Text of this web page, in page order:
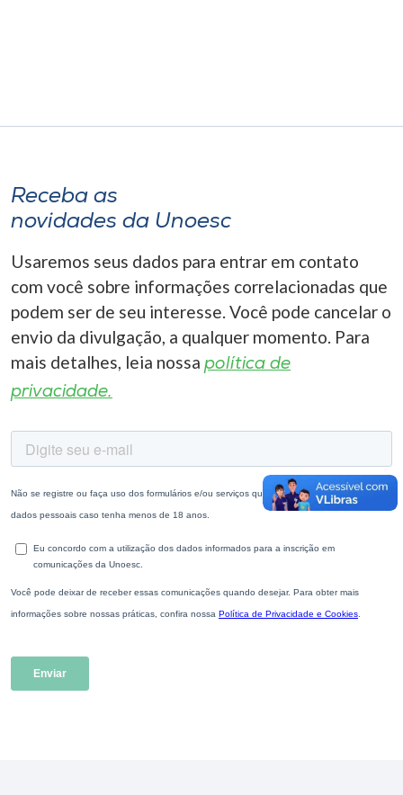
A-
Receba as
novidades da Unoesc
Usaremos seus dados para entrar em contato
com você sobre informações correlacionadas que
podem ser de seu interesse. Você pode cancelar o
envio da divulgação, a qualquer momento. Para
mais detalhes, leia nossa política de
privacidade.